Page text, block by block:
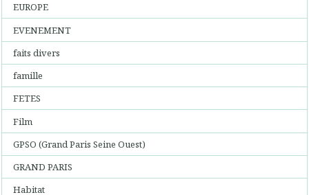
EUROPE
EVENEMENT
faits divers
famille
FETES
Film
GPSO (Grand Paris Seine Ouest)
GRAND PARIS
Habitat